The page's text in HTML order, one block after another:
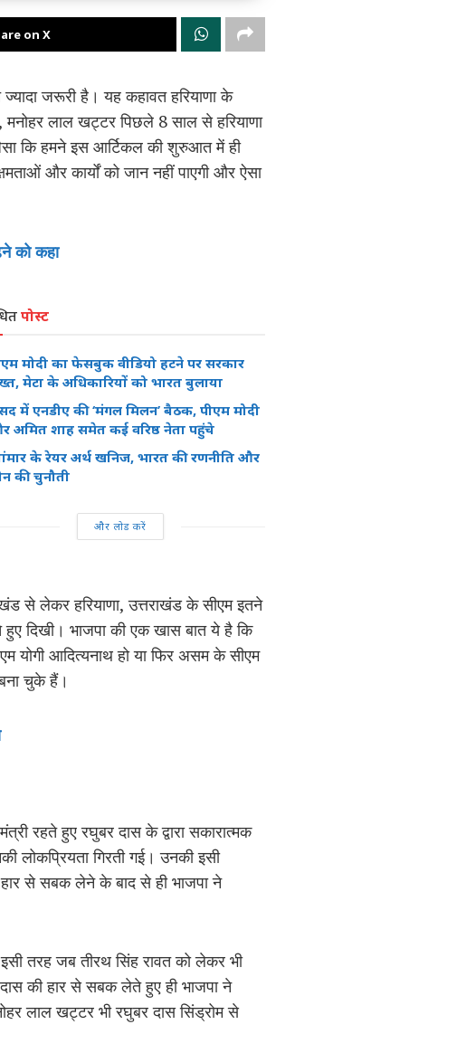
on X
जरूरी है। यह कहावत हरियाणा के
लाल खट्टर पिछले 8 साल से हरियाणा
कि हमने इस आर्टिकल की शुरुआत में ही
और कार्यों को जान नहीं पाएगी और ऐसा
को कहा
पोस्ट
मोदी का फेसबुक वीडियो हटने पर सरकार
मेटा के अधिकारियों को भारत बुलाया
में एनडीए की ‘मंगल मिलन’ बैठक, पीएम मोदी
अमित शाह समेत कई वरिष्ठ नेता पहुंचे
के रेयर अर्थ खनिज, भारत की रणनीति और
की चुनौती
और लोड करें
से लेकर हरियाणा, उत्तराखंड के सीएम इतने
दिखी। भाजपा की एक खास बात ये है कि
योगी आदित्यनाथ हो या फिर असम के सीएम
चुके हैं।
रहते हुए रघुबर दास के द्वारा सकारात्मक
लोकप्रियता गिरती गई। उनकी इसी
हार से सबक लेने के बाद से ही भाजपा ने
तरह जब तीरथ सिंह रावत को लेकर भी
की हार से सबक लेते हुए ही भाजपा ने
लाल खट्टर भी रघुबर दास सिंड्रोम से